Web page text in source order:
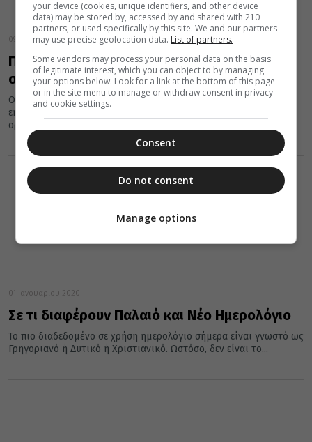
09 Αυγούστου 2020
Πότε εορτάζουν την Κοίμηση της Θεοτόκου
στο Άγιο Όρος
Ο Δεκαπενταύγουστος είναι μια από τις μεγαλύτερες γιορτές της
εκκλησίας μας και η μεγαλύτερη Θεομητορική γιορτή του
ορθοδόξου εορτολογίου....
01 Ιανουαρίου 2020
Σε τι διαφέρουν Παλαιό και Νέο Ημερολόγιο
Το πιο διαδεδομένο σε χρήση ημερολόγιο σήμερα είναι γνωστό ως
Γρηγοριανό ή Δυτικό ή Χριστιανικό. Ωστόσο, δεν είναι το...
your device (cookies, unique identifiers, and other device
data) may be stored by, accessed by and shared with 210
partners, or used specifically by this site. We and our partners
may use precise geolocation data. List of partners.
Some vendors may process your personal data on the basis
of legitimate interest, which you can object to by managing
your options below. Look for a link at the bottom of this page
or in the site menu to manage or withdraw consent in privacy
and cookie settings.
Consent
Do not consent
Manage options